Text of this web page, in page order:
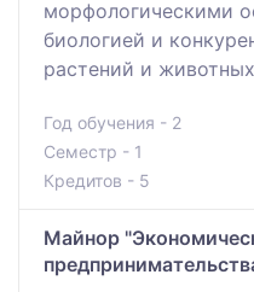
морфологическими
биологией и
растений и
Год обучения - 2
Семестр - 1
Кредитов - 5
Майнор